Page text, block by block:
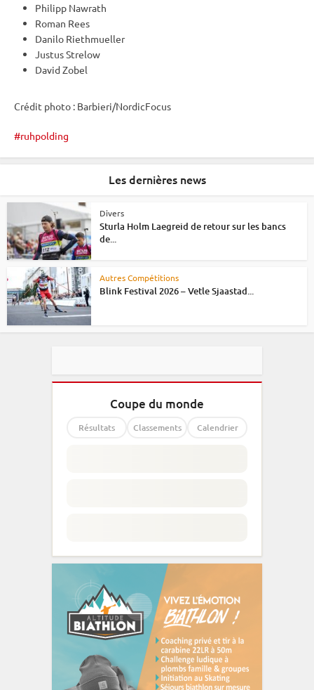
Philipp Nawrath
Roman Rees
Danilo Riethmueller
Justus Strelow
David Zobel
Crédit photo : Barbieri/NordicFocus
ruhpolding
Les dernières news
Divers
Sturla Holm Laegreid de retour sur les bancs
de...
Autres Compétitions
Blink Festival 2026 – Vetle Sjaastad...
Coupe du monde
Résultats Classements Calendrier